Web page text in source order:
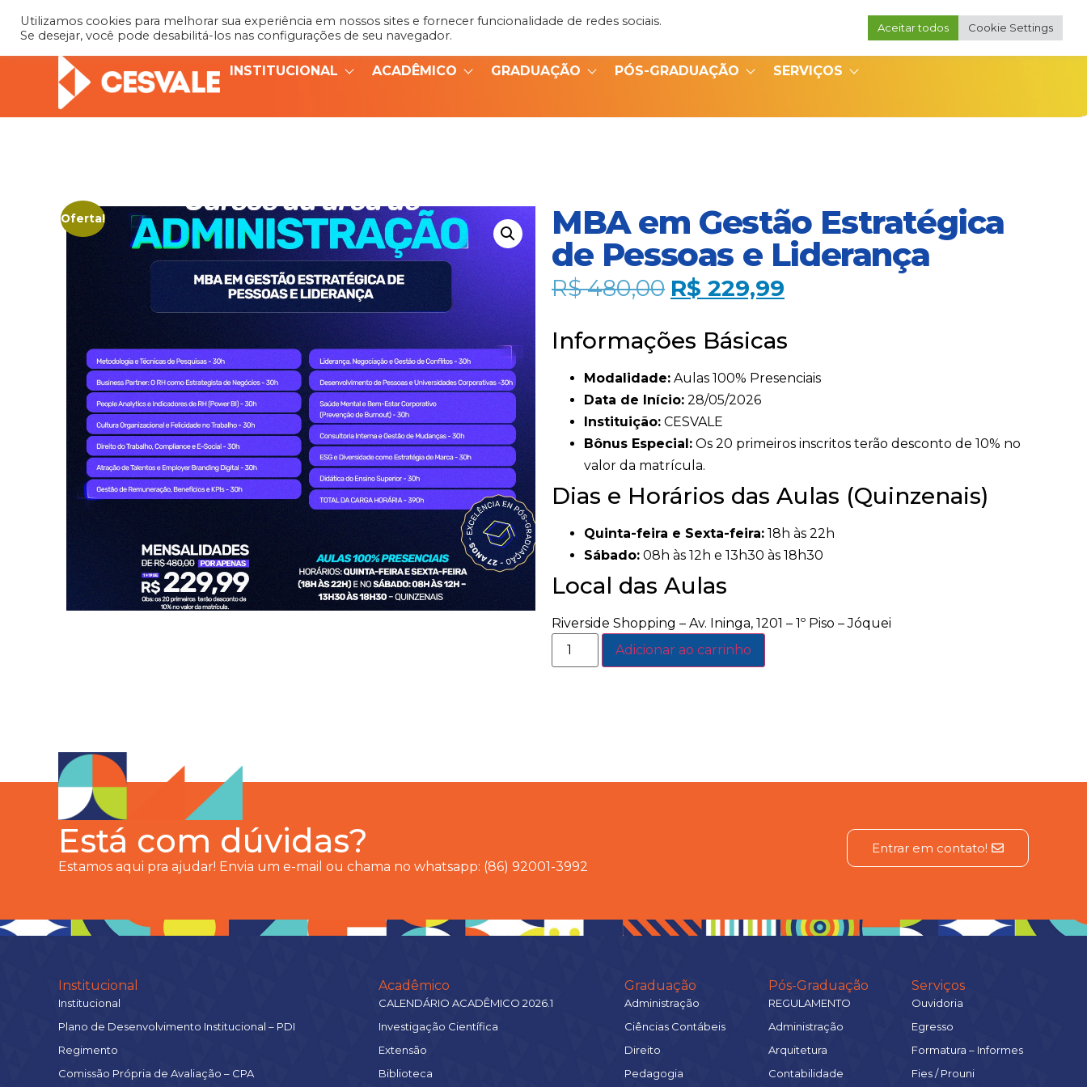
Portal do Coordenador
INSTITUCIONAL ACADÊMICO GRADUAÇÃO PÓS-GRADUAÇÃO SERVIÇOS
Oferta!
MBA em Gestão Estratégica
de Pessoas e Liderança
R$480,00 R$ 229,99
Informações Básicas
Modalidade: Aulas 100% Presenciais
Data de Início: 28/05/2026
Instituição: CESVALE
Bônus Especial: Os 20 primeiros inscritos terão desconto de 10% no
valor da matrícula.
Dias e Horários das Aulas (Quinzenais)
Quinta-feira e Sexta-feira: 18h às 22h
Sábado: 08h às 12h e 13h30 às 18h30
Local das Aulas
Riverside Shopping – Av. Ininga, 1201 – 1º Piso – Jóquei
Adicionar ao carrinho
Está com dúvidas?
Estamos aqui pra ajudar! Envia um e-mail ou chama no whatsapp: (86) 92001-3992
Entrar em contato!
Institucional
Institucional
Plano de Desenvolvimento Institucional – PDI
Regimento
Comissão Própria de Avaliação – CPA
Acadêmico
CALENDÁRIO ACADÊMICO 2026.1
Investigação Científica
Extensão
Biblioteca
Graduação
Administração
Ciências Contábeis
Direito
Pedagogia
Pós-Graduação
REGULAMENTO
Administração
Arquitetura
Contabilidade
Serviços
Ouvidoria
Egresso
Formatura – Informes
Fies / Prouni
Utilizamos cookies para melhorar sua experiência em nossos sites e fornecer funcionalidade de redes sociais.
Se desejar, você pode desabilitá-los nas configurações de seu navegador.
Aceitar todos Cookie Settings